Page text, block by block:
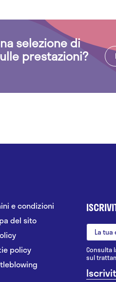
selezione di
prestazioni?
e condizioni
del sito
policy
Consulta
sul